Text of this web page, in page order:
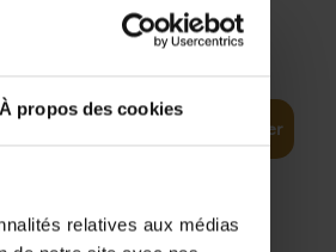
À propos des cookies
relatives aux médias
37,50
Ajouter au panier